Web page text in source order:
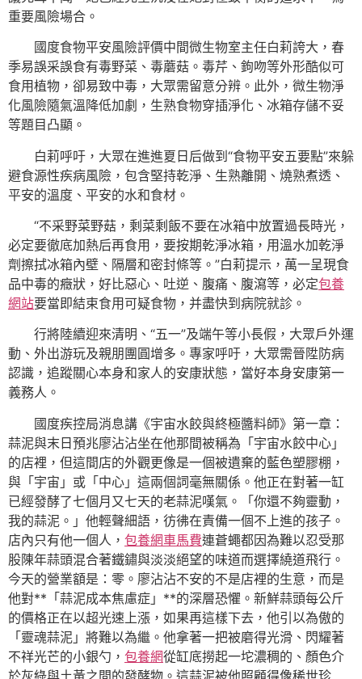
重要風險場合。
國度食物平安風險評價中間微生物室主任白莉誇大，春
季易誤采誤食有毒野菜、毒蘑菇。毒芹、鉤吻等外形酷似可
食用植物，卻易致中毒，大眾需留意分辨。此外，微生物淨
化風險隨氣溫降低加劇，生熟食物穿插淨化、冰箱存儲不妥
等題目凸顯。
白莉呼吁，大眾在進進夏日后做到“食物平安五要點”來躲
避食源性疾病風險，包含堅持乾淨、生熟離開、燒熟煮透、
平安的溫度、平安的水和食材。
“不采野菜野菇，剩菜剩飯不要在冰箱中放置過長時光，
必定要徹底加熱后再食用，要按期乾淨冰箱，用溫水加乾淨
劑擦拭冰箱內壁、隔層和密封條等。”白莉提示，萬一呈現食
品中毒的癥狀，好比惡心、吐逆、腹痛、腹瀉等，必定包養
網站要當即結束食用可疑食物，并盡快到病院就診。
行將陸續迎來清明、“五一”及端午等小長假，大眾戶外運
動、外出游玩及親朋團圓增多。專家呼吁，大眾需晉陞防病
認識，追蹤關心本身和家人的安康狀態，當好本身安康第一
義務人。
國度疾控局消息講《宇宙水餃與終極醬料師》第一章：
蒜泥與末日預兆廖沾沾坐在他那間被稱為「宇宙水餃中心」
的店裡，但這間店的外觀更像是一個被遺棄的藍色塑膠棚，
與「宇宙」或「中心」這兩個詞毫無關係。他正在對著一缸
已經發酵了七個月又七天的老蒜泥嘆氣。「你還不夠靈動，
我的蒜泥。」他輕聲細語，彷彿在責備一個不上進的孩子。
店內只有他一個人， 包養網車馬費連蒼蠅都因為難以忍受那
股陳年蒜頭混合著鐵鏽與淡淡絕望的味道而選擇繞道飛行。
今天的營業額是：零。廖沾沾不安的不是店裡的生意，而是
他對**「蒜泥成本焦慮症」**的深層恐懼。新鮮蒜頭每公斤
的價格正在以超光速上漲，如果再這樣下去，他引以為傲的
「靈魂蒜泥」將難以為繼。他拿著一把被磨得光滑、閃耀著
不祥光芒的小銀勺， 包養網從缸底撈起一坨濃稠的、顏色介
於灰綠與土黃之間的發酵物。這蒜泥被他照顧得像稀世珍